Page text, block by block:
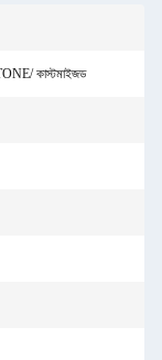
কাস্টমাইজড